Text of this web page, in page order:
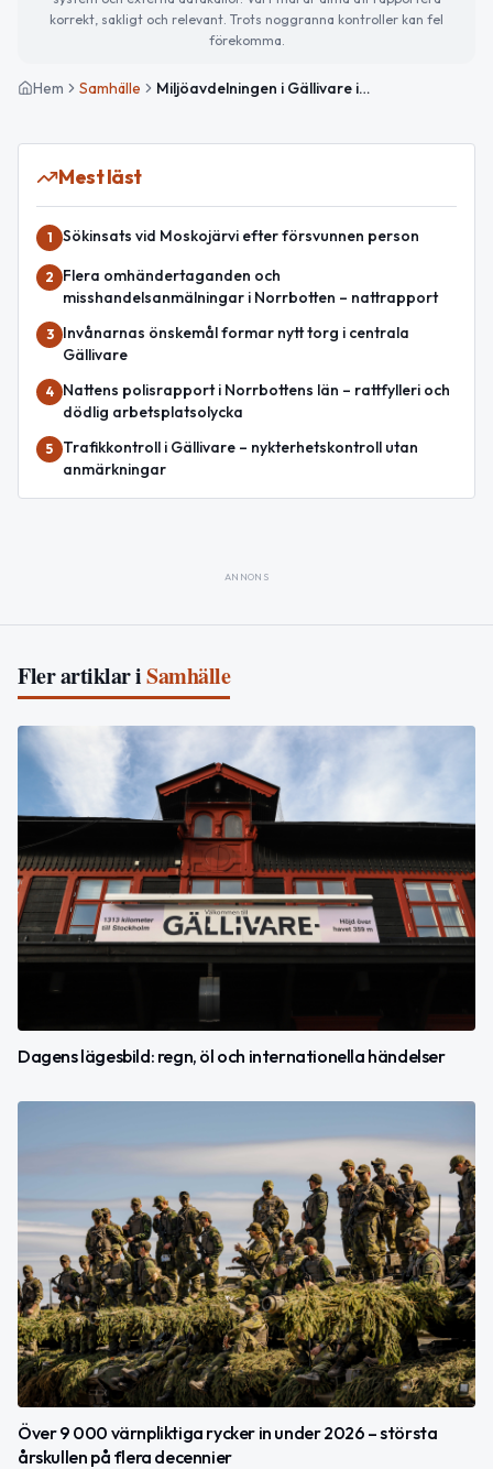
korrekt, sakligt och relevant. Trots noggranna kontroller kan fel
förekomma.
Hem Samhälle Miljöavdelningen i Gällivare informerar om livsmedelsverksamhet
Mest läst
1 Sökinsats vid Moskojärvi efter försvunnen person
2
Flera omhändertaganden och
misshandelsanmälningar i Norrbotten – nattrapport
3
Invånarnas önskemål formar nytt torg i centrala
Gällivare
4
Nattens polisrapport i Norrbottens län – rattfylleri och
dödlig arbetsplatsolycka
5
Trafikkontroll i Gällivare – nykterhetskontroll utan
anmärkningar
ANNONS
Fler artiklar iSamhälle
Dagens lägesbild: regn, öl och internationella händelser
Över 9 000 värnpliktiga rycker in under 2026 – största
årskullen på flera decennier